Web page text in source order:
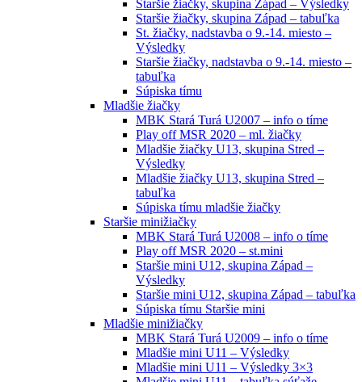
Staršie žiačky, skupina Západ – Výsledky
Staršie žiačky, skupina Západ – tabuľka
St. žiačky, nadstavba o 9.-14. miesto –
Výsledky
Staršie žiačky, nadstavba o 9.-14. miesto –
tabuľka
Súpiska tímu
Mladšie žiačky
MBK Stará Turá U2007 – info o tíme
Play off MSR 2020 – ml. žiačky
Mladšie žiačky U13, skupina Stred –
Výsledky
Mladšie žiačky U13, skupina Stred –
tabuľka
Súpiska tímu mladšie žiačky
Staršie minižiačky
MBK Stará Turá U2008 – info o tíme
Play off MSR 2020 – st.mini
Staršie mini U12, skupina Západ –
Výsledky
Staršie mini U12, skupina Západ – tabuľka
Súpiska tímu Staršie mini
Mladšie minižiačky
MBK Stará Turá U2009 – info o tíme
Mladšie mini U11 – Výsledky
Mladšie mini U11 – Výsledky 3×3